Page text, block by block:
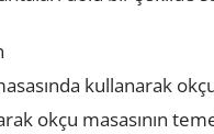
kullanarak
okçu masasının